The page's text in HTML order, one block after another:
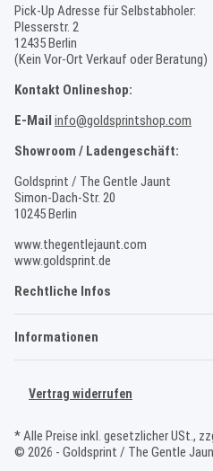
Pick-Up Adresse für Selbstabholer:
Plesserstr. 2
12435 Berlin
(Kein Vor-Ort Verkauf oder Beratung)
Kontakt Onlineshop:
E-Mail info@goldsprintshop.com
Showroom / Ladengeschäft:
Goldsprint / The Gentle Jaunt
Simon-Dach-Str. 20
10245 Berlin
www.thegentlejaunt.com
www.goldsprint.de
Rechtliche Infos
Informationen
Vertrag widerrufen
* Alle Preise inkl. gesetzlicher USt.,
© 2026 - Goldsprint / The Gentle